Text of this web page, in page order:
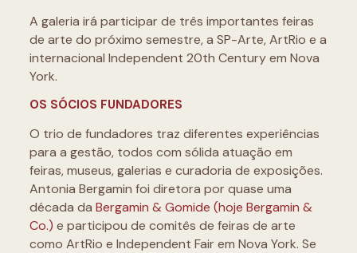
A galeria irá participar de três importantes feiras
de arte do próximo semestre, a SP-Arte, ArtRio e a
internacional Independent 20th Century em Nova
York.
OS SÓCIOS FUNDADORES
O trio de fundadores traz diferentes experiências
para a gestão, todos com sólida atuação em
feiras, museus, galerias e curadoria de exposições.
Antonia Bergamin foi diretora por quase uma
década da Bergamin & Gomide (hoje Bergamin &
Co.) e participou de comitês de feiras de arte
como ArtRio e Independent Fair em Nova York. Se